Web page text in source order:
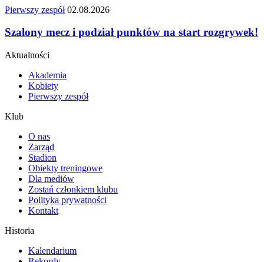
Pierwszy zespół 02.08.2026
Szalony mecz i podział punktów na start rozgrywek!
Aktualności
Akademia
Kobiety
Pierwszy zespół
Klub
O nas
Zarząd
Stadion
Obiekty treningowe
Dla mediów
Zostań członkiem klubu
Polityka prywatności
Kontakt
Historia
Kalendarium